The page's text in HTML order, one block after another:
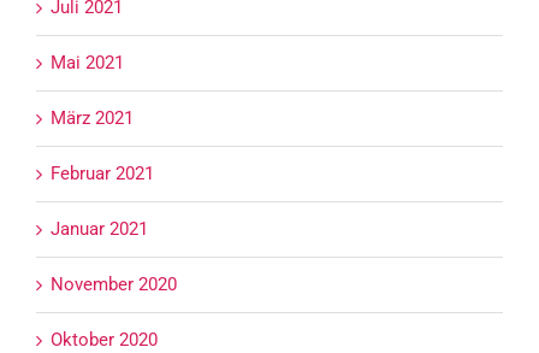
Juli 2021
Mai 2021
März 2021
Februar 2021
Januar 2021
November 2020
Oktober 2020